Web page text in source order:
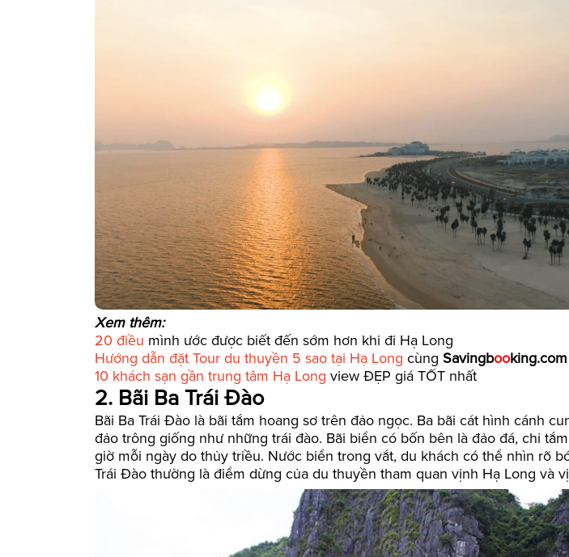
Xem thêm:
20 điều mình ước được biết đến sớm hơn khi đi Hạ Long
Hướng dẫn đặt Tour du thuyền 5 sao tại Hạ Long cùng Savingbooking.com
10 khách sạn gần trung tâm Hạ Long view ĐẸP giá TỐT nhất
2. Bãi Ba Trái Đào
Bãi Ba Trái Đào là bãi tắm hoang sơ trên đảo ngọc. Ba bãi cát hình cánh
đảo trông giống như những trái đào. Bãi biển có bốn bên là đảo đá, chỉ
giờ mỗi ngày do thủy triều. Nước biển trong vắt, du khách có thể nhìn rõ
Trái Đào thường là điểm dừng của du thuyền tham quan vịnh Hạ Long và